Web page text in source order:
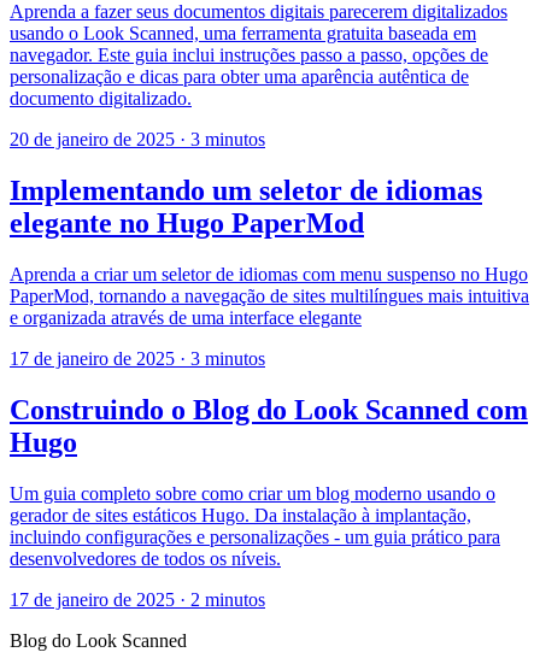
Aprenda a fazer seus documentos digitais parecerem digitalizados
usando o Look Scanned, uma ferramenta gratuita baseada em
navegador. Este guia inclui instruções passo a passo, opções de
personalização e dicas para obter uma aparência autêntica de
documento digitalizado.
20 de janeiro de 2025 · 3 minutos
Implementando um seletor de idiomas
elegante no Hugo PaperMod
Aprenda a criar um seletor de idiomas com menu suspenso no Hugo
PaperMod, tornando a navegação de sites multilíngues mais intuitiva
e organizada através de uma interface elegante
17 de janeiro de 2025 · 3 minutos
Construindo o Blog do Look Scanned com
Hugo
Um guia completo sobre como criar um blog moderno usando o
gerador de sites estáticos Hugo. Da instalação à implantação,
incluindo configurações e personalizações - um guia prático para
desenvolvedores de todos os níveis.
17 de janeiro de 2025 · 2 minutos
Blog do Look Scanned